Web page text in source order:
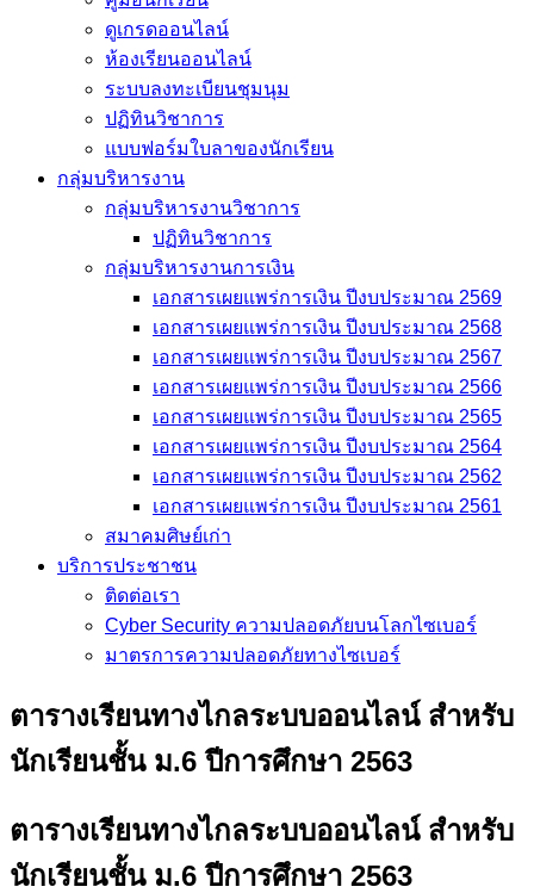
ดูเกรดออนไลน์
ห้องเรียนออนไลน์
ระบบลงทะเบียนชุมนุม
ปฏิทินวิชาการ
แบบฟอร์มใบลาของนักเรียน
กลุ่มบริหารงาน
กลุ่มบริหารงานวิชาการ
ปฏิทินวิชาการ
กลุ่มบริหารงานการเงิน
เอกสารเผยแพร่การเงิน ปีงบประมาณ 2569
เอกสารเผยแพร่การเงิน ปีงบประมาณ 2568
เอกสารเผยแพร่การเงิน ปีงบประมาณ 2567
เอกสารเผยแพร่การเงิน ปีงบประมาณ 2566
เอกสารเผยแพร่การเงิน ปีงบประมาณ 2565
เอกสารเผยแพร่การเงิน ปีงบประมาณ 2564
เอกสารเผยแพร่การเงิน ปีงบประมาณ 2562
เอกสารเผยแพร่การเงิน ปีงบประมาณ 2561
สมาคมศิษย์เก่า
บริการประชาชน
ติดต่อเรา
Cyber Security ความปลอดภัยบนโลกไซเบอร์
มาตรการความปลอดภัยทางไซเบอร์
ตารางเรียนทางไกลระบบออนไลน์​ สำหรับ
นักเรียนชั้น ม.6​ ปีการศึกษา​ 2563
ตารางเรียนทางไกลระบบออนไลน์​ สำหรับ
นักเรียนชั้น ม.6​ ปีการศึกษา​ 2563